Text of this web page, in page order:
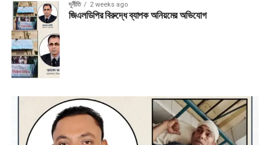
দূর্নীতি 2 weeks ago
জিএলডিপির বিরুদ্ধে ব্যাপক অনিয়মের অভিযোগ